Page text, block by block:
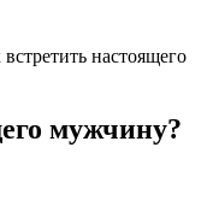
настоящего
мужчину?